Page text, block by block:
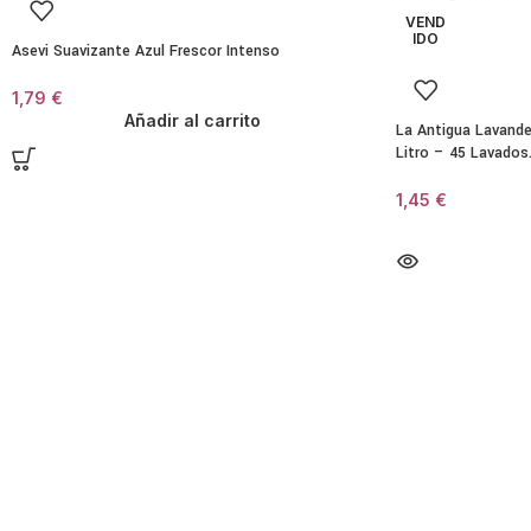
Asevi Suavizante Azul Frescor Intenso
1,79 €
Añadir al carrito
VEND
IDO
La Antigua
Litro – 45 Lavados.
1,45 €